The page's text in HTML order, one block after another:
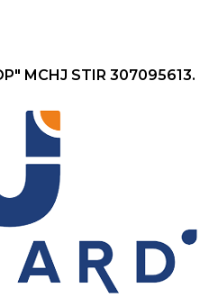
MCHJ STIR 307095613.